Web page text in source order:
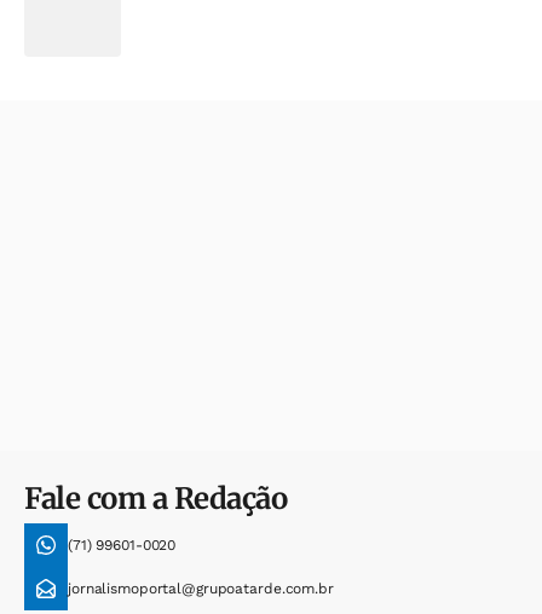
Fale com a Redação
(71) 99601-0020
jornalismoportal@grupoatarde.com.br